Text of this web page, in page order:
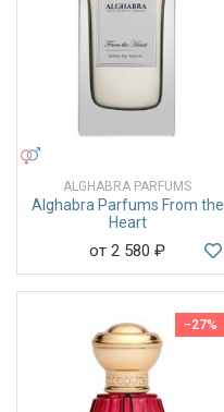
ALGHABRA PARFUMS
Alghabra Parfums From the
Heart
от 2 580 ₽
−27%